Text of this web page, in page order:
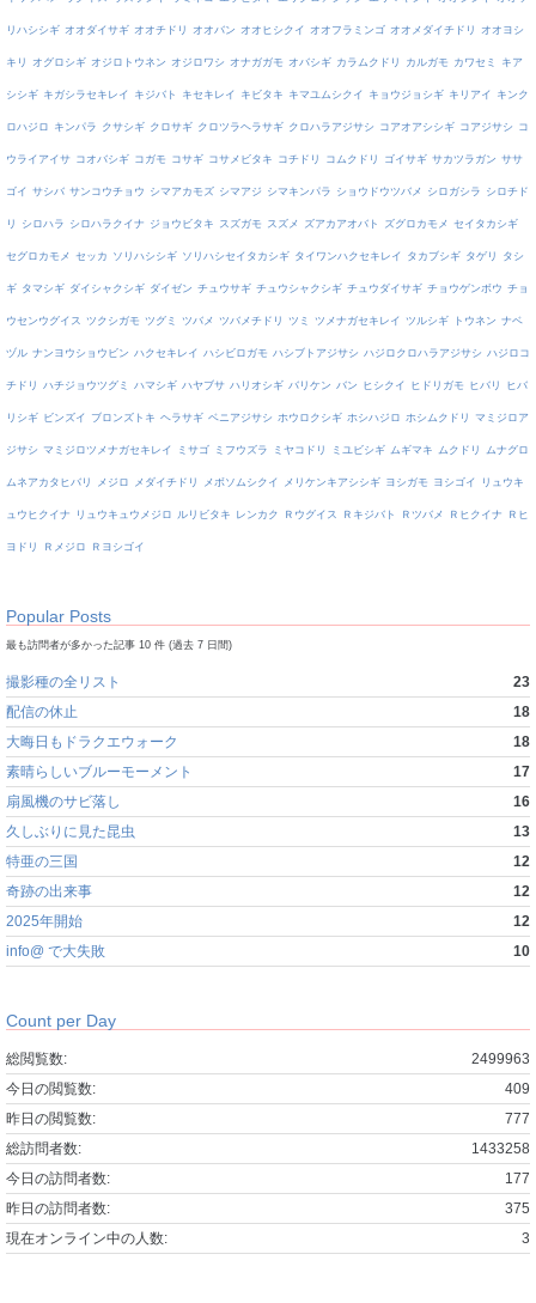
リハシシギ オオダイサギ オオチドリ オオバン オオヒシクイ オオフラミンゴ オオメダイチドリ オオヨシ
キリ オグロシギ オジロトウネン オジロワシ オナガガモ オバシギ カラムクドリ カルガモ カワセミ キア
シシギ キガシラセキレイ キジバト キセキレイ キビタキ キマユムシクイ キョウジョシギ キリアイ キンク
ロハジロ キンパラ クサシギ クロサギ クロツラヘラサギ クロハラアジサシ コアオアシシギ コアジサシ コ
ウライアイサ コオバシギ コガモ コサギ コサメビタキ コチドリ コムクドリ ゴイサギ サカツラガン ササ
ゴイ サシバ サンコウチョウ シマアカモズ シマアジ シマキンパラ ショウドウツバメ シロガシラ シロチド
リ シロハラ シロハラクイナ ジョウビタキ スズガモ スズメ ズアカアオバト ズグロカモメ セイタカシギ
セグロカモメ セッカ ソリハシシギ ソリハシセイタカシギ タイワンハクセキレイ タカブシギ タゲリ タシ
ギ タマシギ ダイシャクシギ ダイゼン チュウサギ チュウシャクシギ チュウダイサギ チョウゲンボウ チョ
ウセンウグイス ツクシガモ ツグミ ツバメ ツバメチドリ ツミ ツメナガセキレイ ツルシギ トウネン ナベ
ヅル ナンヨウショウビン ハクセキレイ ハシビロガモ ハシブトアジサシ ハジロクロハラアジサシ ハジロコ
チドリ ハチジョウツグミ ハマシギ ハヤブサ ハリオシギ バリケン バン ヒシクイ ヒドリガモ ヒバリ ヒバ
リシギ ビンズイ ブロンズトキ ヘラサギ ベニアジサシ ホウロクシギ ホシハジロ ホシムクドリ マミジロア
ジサシ マミジロツメナガセキレイ ミサゴ ミフウズラ ミヤコドリ ミユビシギ ムギマキ ムクドリ ムナグロ
ムネアカタヒバリ メジロ メダイチドリ メボソムシクイ メリケンキアシシギ ヨシガモ ヨシゴイ リュウキ
ュウヒクイナ リュウキュウメジロ ルリビタキ レンカク Ｒウグイス Ｒキジバト Ｒツバメ Ｒヒクイナ Ｒヒ
ヨドリ Ｒメジロ Ｒヨシゴイ
Popular Posts
最も訪問者が多かった記事 10 件 (過去 7 日間)
撮影種の全リスト
23
配信の休止
18
大晦日もドラクエウォーク
18
素晴らしいブルーモーメント
17
扇風機のサビ落し
16
久しぶりに見た昆虫
13
特亜の三国
12
奇跡の出来事
12
2025年開始
12
info@ で大失敗
10
Count per Day
2499963
総閲覧数:
409
今日の閲覧数:
777
昨日の閲覧数:
1433258
総訪問者数:
177
今日の訪問者数:
375
昨日の訪問者数:
3
現在オンライン中の人数: